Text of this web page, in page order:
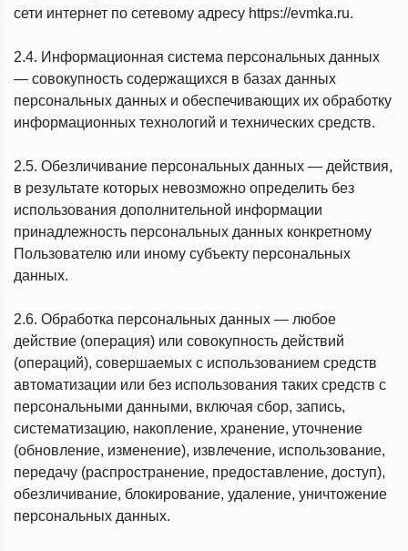
сети интернет по сетевому адресу https://evmka.ru.
2.4. Информационная система персональных данных
— совокупность содержащихся в базах данных
персональных данных и обеспечивающих их обработку
информационных технологий и технических средств.
2.5. Обезличивание персональных данных — действия,
в результате которых невозможно определить без
использования дополнительной информации
принадлежность персональных данных конкретному
Пользователю или иному субъекту персональных
данных.
2.6. Обработка персональных данных — любое
действие (операция) или совокупность действий
(операций), совершаемых с использованием средств
автоматизации или без использования таких средств с
персональными данными, включая сбор, запись,
систематизацию, накопление, хранение, уточнение
(обновление, изменение), извлечение, использование,
передачу (распространение, предоставление, доступ),
обезличивание, блокирование, удаление, уничтожение
персональных данных.